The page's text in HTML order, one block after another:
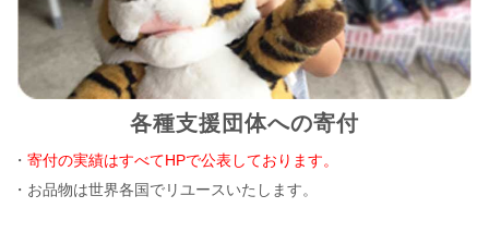
各種支援団体への寄付
・寄付の実績はすべてHPで公表しております。
・お品物は世界各国でリユースいたします。